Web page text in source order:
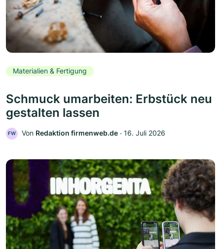
Materialien & Fertigung
Schmuck umarbeiten: Erbstück neu
gestalten lassen
FW Von Redaktion firmenweb.de ‧ 16. Juli 2026